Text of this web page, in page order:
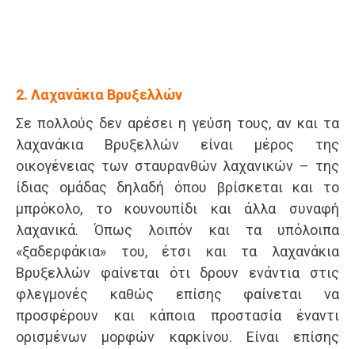
2. Λαχανάκια Βρυξελλών
Σε πολλούς δεν αρέσει η γεύση τους, αν και τα
λαχανάκια Βρυξελλών είναι μέρος της
οικογένειας των σταυρανθών λαχανικών – της
ίδιας ομάδας δηλαδή όπου βρίσκεται και το
μπρόκολο, το κουνουπίδι και άλλα συναφή
λαχανικά. Όπως λοιπόν και τα υπόλοιπα
«ξαδερφάκια» του, έτσι και τα λαχανάκια
Βρυξελλών φαίνεται ότι δρουν ενάντια στις
φλεγμονές καθώς επίσης φαίνεται να
προσφέρουν και κάποια προστασία έναντι
ορισμένων μορφών καρκίνου. Είναι επίσης